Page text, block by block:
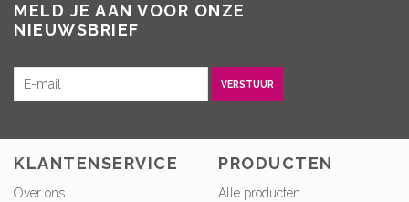
MELD JE AAN VOOR ONZE
NIEUWSBRIEF
VERSTUUR
KLANTENSERVICE
Over ons
PRODUCTEN
Alle producten